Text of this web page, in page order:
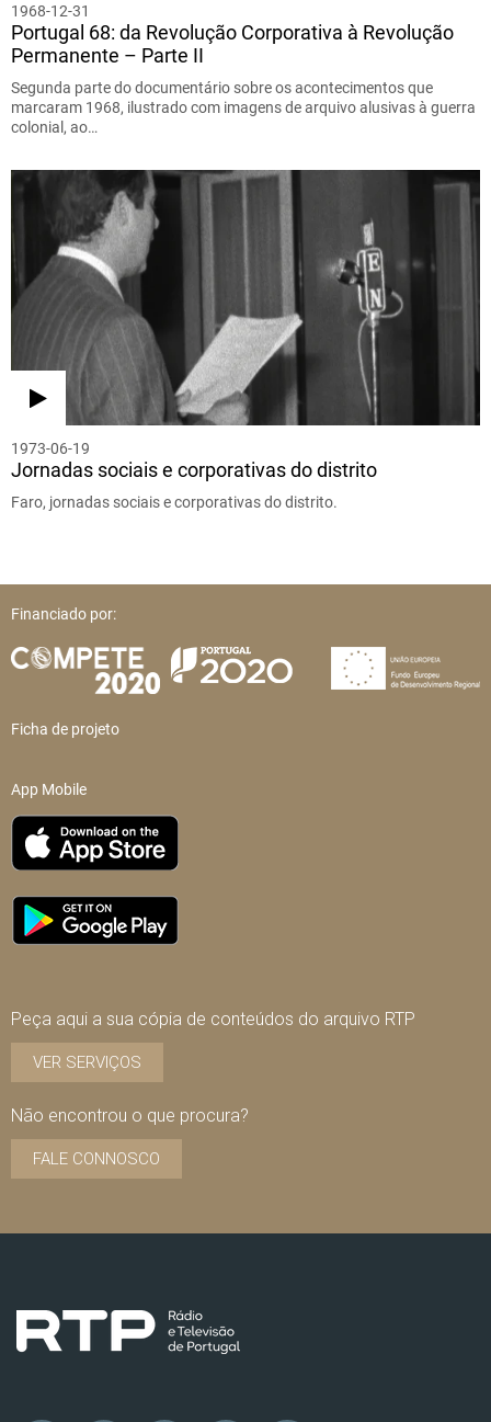
1968-12-31
Portugal 68: da Revolução Corporativa à Revolução
Permanente – Parte II
Segunda parte do documentário sobre os acontecimentos que
marcaram 1968, ilustrado com imagens de arquivo alusivas à guerra
colonial, ao…
1973-06-19
Jornadas sociais e corporativas do distrito
Faro, jornadas sociais e corporativas do distrito.
Financiado por:
Ficha de projeto
App Mobile
Peça aqui a sua cópia de conteúdos do arquivo RTP
VER SERVIÇOS
Não encontrou o que procura?
FALE CONNOSCO